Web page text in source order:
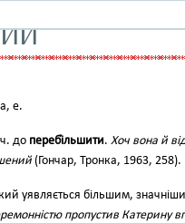
е.
до перебі́льшити. Хоч вона й
(Гончар, Тронка, 1963, 258).
уявляється більшим,
пропустив Катерину